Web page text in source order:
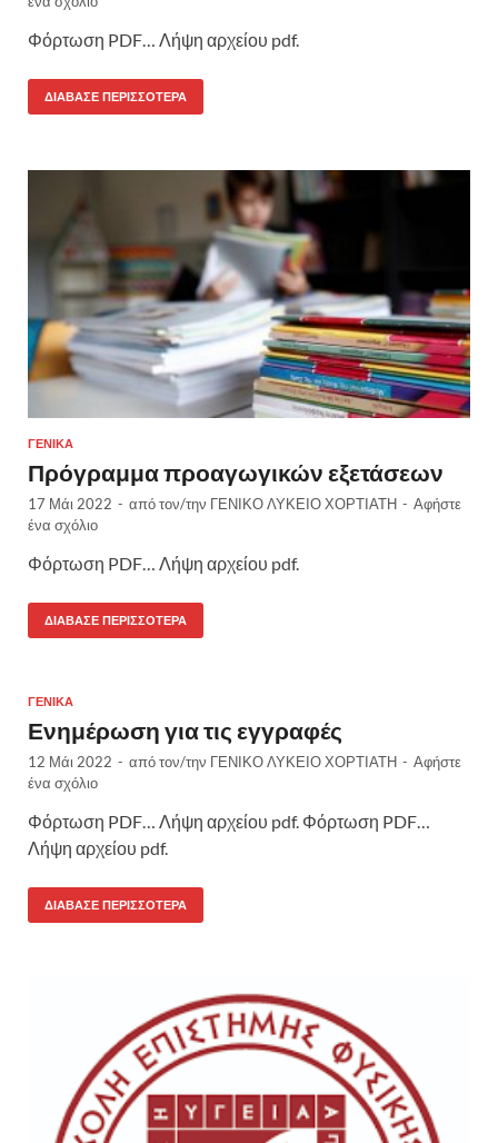
Φόρτωση PDF… Λήψη αρχείου pdf.
ΔΙΆΒΑΣΕ ΠΕΡΙΣΣΌΤΕΡΑ
ΓΕΝΙΚΆ
Πρόγραμμα προαγωγικών εξετάσεων
17 Μάι 2022 - από τον/την ΓΕΝΙΚΟ ΛΥΚΕΙΟ ΧΟΡΤΙΑΤΗ - Αφήστε
ένα σχόλιο
Φόρτωση PDF… Λήψη αρχείου pdf.
ΔΙΆΒΑΣΕ ΠΕΡΙΣΣΌΤΕΡΑ
ΓΕΝΙΚΆ
Ενημέρωση για τις εγγραφές
12 Μάι 2022 - από τον/την ΓΕΝΙΚΟ ΛΥΚΕΙΟ ΧΟΡΤΙΑΤΗ - Αφήστε
ένα σχόλιο
Φόρτωση PDF… Λήψη αρχείου pdf. Φόρτωση PDF…
Λήψη αρχείου pdf.
ΔΙΆΒΑΣΕ ΠΕΡΙΣΣΌΤΕΡΑ